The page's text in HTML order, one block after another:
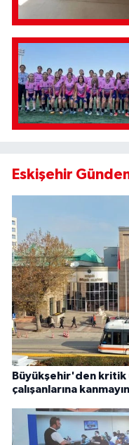
Eskişehir
Büyükşehir'den kritik
çalışanlarına kanmayın